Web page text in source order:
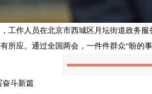
作人员在北京市西城区月坛街道政务服
应。通过全国两会，一件件群众“盼的事
斗新篇